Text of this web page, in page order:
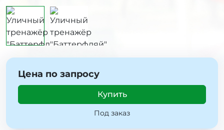
Цена по запросу
Купить
Под заказ